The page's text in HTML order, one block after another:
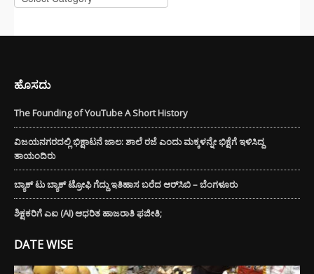
ಹೊಸದು
The Founding of YouTube A Short History
ವಿಜಯನಗರದಲ್ಲಿ ಭಿಕ್ಷಾಟನೆ ಜಾಲ: ಶಾಲೆ ರಜೆ ಎಂದು ಮಕ್ಕಳನ್ನೇ ಭಿಕ್ಷೆಗೆ ಇಳಿಸಿದ್ದ
ತಾಯಂದಿರು
ಬ್ಯಾಕ್ ಟು ಬ್ಯಾಕ್ ಟ್ರೋಫಿ ಗೆದ್ದು ಇತಿಹಾಸ ಬರೆದ ಆರ್‌ಸಿಬಿ – ಬೆಂಗಳೂರು
ಶಿಕ್ಷಕರಿಗೆ ಎಐ (AI) ಆಧರಿತ ಹಾಜರಾತಿ ಫಜೀತಿ;
DATE WISE